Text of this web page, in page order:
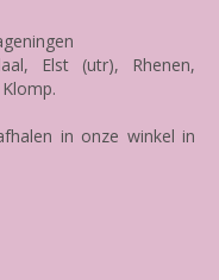
Elst (utr), Rhenen,
in onze winkel in